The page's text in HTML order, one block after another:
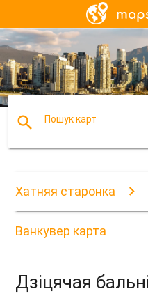
search Пошук карт
Хатняя старонка
Ванкувер карта
Дзіцячая